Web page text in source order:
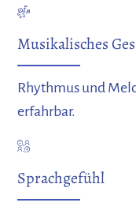
Musikalisches
Rhythmus und
erfahrbar.
Sprachgefühl